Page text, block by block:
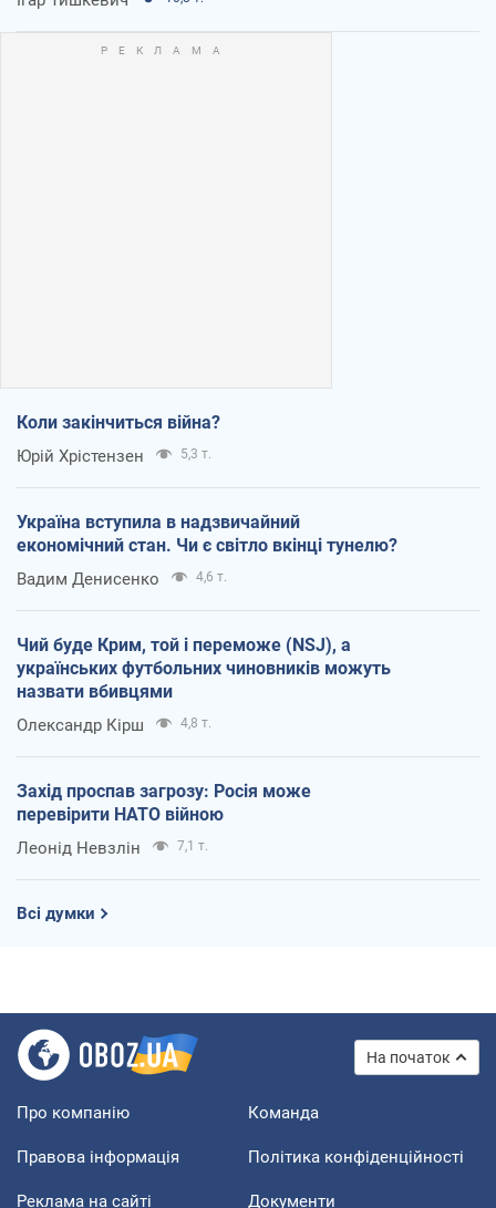
Коли закінчиться війна?
Юрій Хрістензен 5,3 т.
Україна вступила в надзвичайний
економічний стан. Чи є світло вкінці тунелю?
Вадим Денисенко 4,6 т.
Чий буде Крим, той і переможе (NSJ), а
українських футбольних чиновників можуть
назвати вбивцями
Олександр Кірш 4,8 т.
Захід проспав загрозу: Росія може
перевірити НАТО війною
Леонід Невзлін 7,1 т.
Всі думки
На початок
Про компанію Команда
Правова інформація Політика конфіденційності
Реклама на сайті Документи